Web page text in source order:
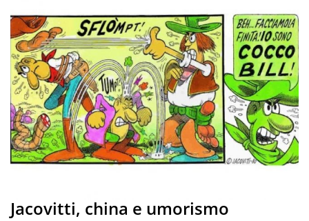
Jacovitti, china e umorismo